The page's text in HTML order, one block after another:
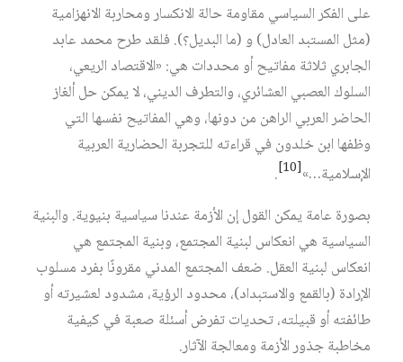
على الفكر السياسي مقاومة حالة الانكسار ومحاربة الانهزامية
(مثل المستبد العادل) و (ما البديل؟). فلقد طرح محمد عابد
الجابري ثلاثة مفاتيح أو محددات هي: «الاقتصاد الريعي،
السلوك العصبي العشائري، والتطرف الديني، لا يمكن حل ألغاز
الحاضر العربي الراهن من دونها، وهي المفاتيح نفسها التي
وظفها ابن خلدون في قراءته للتجربة الحضارية العربية
الإسلامية…»[10]
.
بصورة عامة يمكن القول إن الأزمة عندنا سياسية بنيوية. والبنية
السياسية هي انعكاس لبنية المجتمع، وبنية المجتمع هي
انعكاس لبنية العقل. ضعف المجتمع المدني مقرونًا بفرد مسلوب
الإرادة (بالقمع والاستبداد)، محدود الرؤية، مشدود لعشيرته أو
طائفته أو قبيلته، تحديات تفرض أسئلة صعبة في كيفية
مخاطبة جذور الأزمة ومعالجة الآثار.